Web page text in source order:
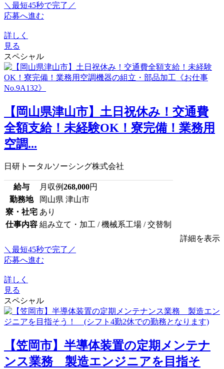
＼最短45秒で完了／
応募へ進む
詳しく
見る
スペシャル
【岡山県津山市】土日祝休み！交通費
全額支給！未経験OK！寮完備！業務用
空調...
日研トータルソーシング株式会社
給与 月収例268,000円
勤務地
岡山県 津山市
寮・社宅 あり
仕事内容 組み立て・加工 / 機械系工場 / 交替制
詳細を表示
＼最短45秒で完了／
応募へ進む
詳しく
見る
スペシャル
【笠岡市】半導体装置の定期メンテナ
ンス業務 製造エンジニアを目指そ